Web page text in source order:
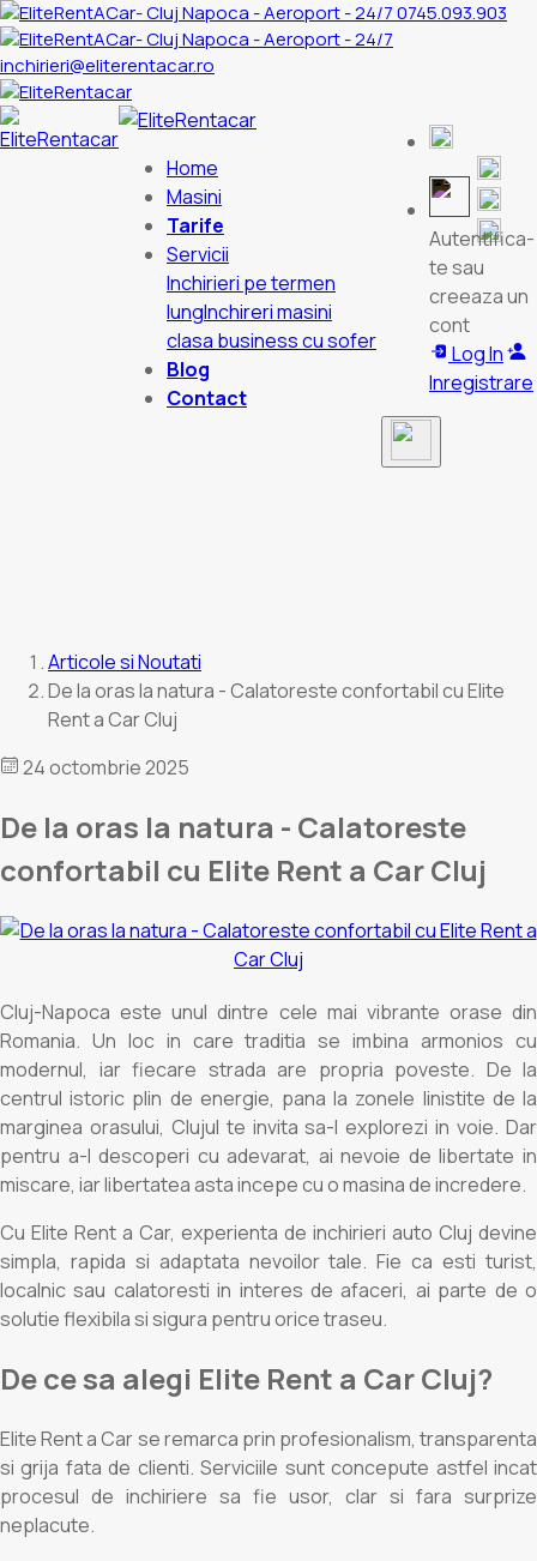
0745.093.903
inchirieri@eliterentacar.ro
Home
Masini
Tarife
Servicii
Inchirieri pe termen
lungInchireri masini
clasa business cu sofer
Blog
Contact
Autentifica-
te sau
creeaza un
cont
Log In
Inregistrare
Articole si Noutati
De la oras la natura - Calatoreste confortabil cu Elite
Rent a Car Cluj
24 octombrie 2025
De la oras la natura - Calatoreste
confortabil cu Elite Rent a Car Cluj
Cluj-Napoca este unul dintre cele mai vibrante orase din
Romania. Un loc in care traditia se imbina armonios cu
modernul, iar fiecare strada are propria poveste. De la
centrul istoric plin de energie, pana la zonele linistite de la
marginea orasului, Clujul te invita sa-l explorezi in voie. Dar
pentru a-l descoperi cu adevarat, ai nevoie de libertate in
miscare, iar libertatea asta incepe cu o masina de incredere.
Cu Elite Rent a Car, experienta de inchirieri auto Cluj devine
simpla, rapida si adaptata nevoilor tale. Fie ca esti turist,
localnic sau calatoresti in interes de afaceri, ai parte de o
solutie flexibila si sigura pentru orice traseu.
De ce sa alegi Elite Rent a Car Cluj?
Elite Rent a Car se remarca prin profesionalism, transparenta
si grija fata de clienti. Serviciile sunt concepute astfel incat
procesul de inchiriere sa fie usor, clar si fara surprize
neplacute.